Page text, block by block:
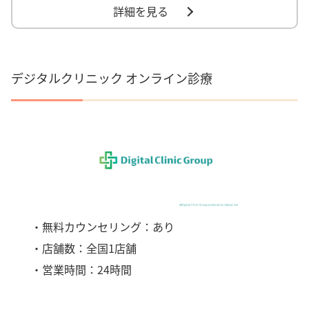
詳細を見る
デジタルクリニック オンライン診療
・無料カウンセリング：あり
・店舗数：全国1店舗
・営業時間：24時間